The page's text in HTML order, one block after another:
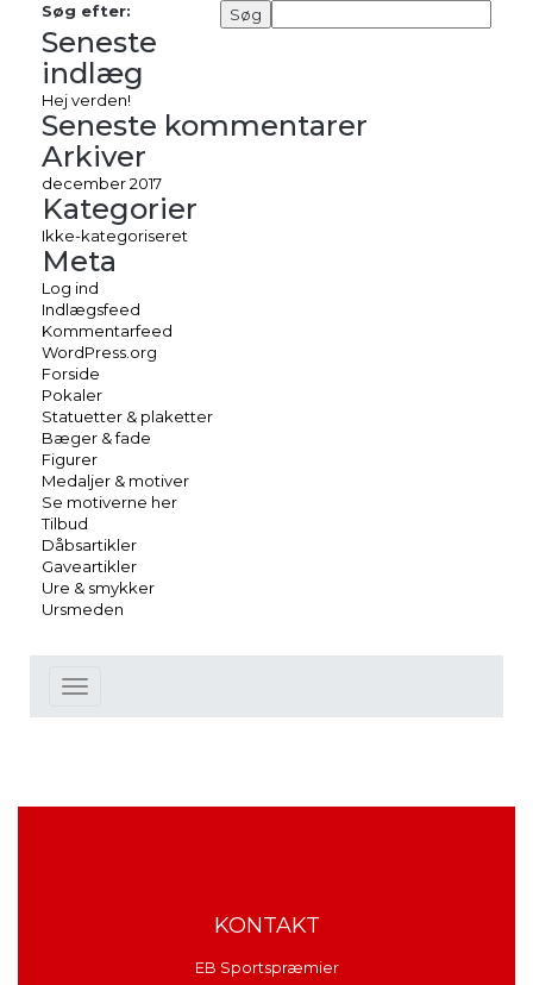
Toggle
Søg efter:
Seneste
indlæg
Hej verden!
Seneste kommentarer
Arkiver
december 2017
Kategorier
Ikke-kategoriseret
Meta
Log ind
Indlægsfeed
Kommentarfeed
WordPress.org
Forside
Pokaler
Statuetter & plaketter
Bæger & fade
Figurer
Medaljer & motiver
Se motiverne her
Tilbud
Dåbsartikler
Gaveartikler
Ure & smykker
Ursmeden
KONTAKT
EB Sportspræmier